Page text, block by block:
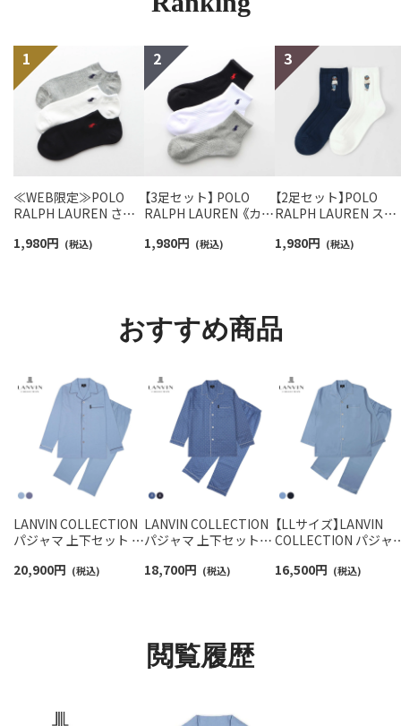
≪WEB限定≫POLO
RALPH LAUREN さら
スニーカー丈ソックス
1,980円 (税込)
【3足セット】 POLO
RALPH LAUREN 《カラ
ンポイントソックス シ
1,980円 (税込)
【2足セット】POLO
RALPH LAUREN スタ
ロベア オーガニック
1,980円 (税込)
おすすめ商品
LANVIN COLLECTION
パジャマ 上下セット 綿
バーズアイ 長袖 長丈パ
20,900円 (税込)
LANVIN COLLECTION
パジャマ 上下セット
リント 日本製 長袖 長
18,700円 (税込)
【LLサイズ】LANVIN
COLLECTION パジャ
無地 長袖 長丈パンツ
16,500円 (税込)
閲覧履歴